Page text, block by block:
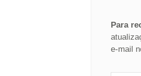
Para
e-mail